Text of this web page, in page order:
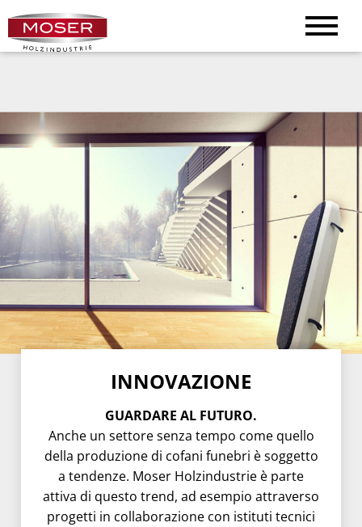
INNOVAZIONE
GUARDARE AL FUTURO.
Anche un settore senza tempo come quello
della produzione di cofani funebri è soggetto
a tendenze. Moser Holzindustrie è parte
attiva di questo trend, ad esempio attraverso
progetti in collaborazione con istituti tecnici